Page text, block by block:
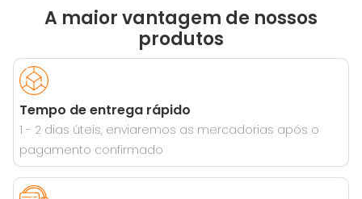
A maior vantagem de nossos
produtos
Tempo de entrega rápido
1 - 2 dias úteis, enviaremos as mercadorias após o
pagamento confirmado